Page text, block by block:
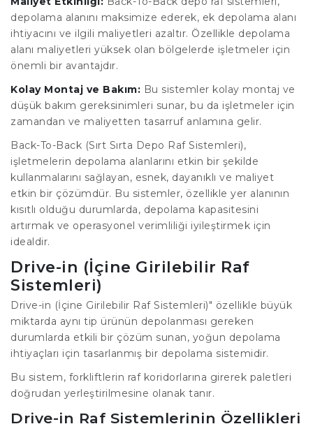
depolama alanını maksimize ederek, ek depolama alanı
ihtiyacını ve ilgili maliyetleri azaltır. Özellikle depolama
alanı maliyetleri yüksek olan bölgelerde işletmeler için
önemli bir avantajdır.
Kolay Montaj ve Bakım: Bu sistemler kolay montaj ve
düşük bakım gereksinimleri sunar, bu da işletmeler için
zamandan ve maliyetten tasarruf anlamına gelir.
Back-To-Back (Sırt Sırta Depo Raf Sistemleri),
işletmelerin depolama alanlarını etkin bir şekilde
kullanmalarını sağlayan, esnek, dayanıklı ve maliyet
etkin bir çözümdür. Bu sistemler, özellikle yer alanının
kısıtlı olduğu durumlarda, depolama kapasitesini
artırmak ve operasyonel verimliliği iyileştirmek için
idealdir.
Drive-in (İçine Girilebilir Raf
Sistemleri)
Drive-in (İçine Girilebilir Raf Sistemleri)" özellikle büyük
miktarda aynı tip ürünün depolanması gereken
durumlarda etkili bir çözüm sunan, yoğun depolama
ihtiyaçları için tasarlanmış bir depolama sistemidir.
Bu sistem, forkliftlerin raf koridorlarına girerek paletleri
doğrudan yerleştirilmesine olanak tanır.
Drive-in Raf Sistemlerinin Özellikleri